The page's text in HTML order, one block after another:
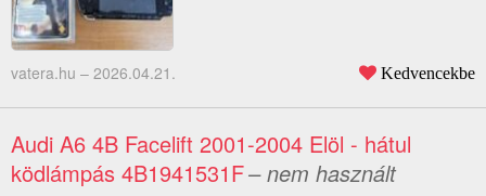
vatera.hu – 2026.04.21. Kedvencekbe
Audi A6 4B Facelift 2001-2004 Elöl - hátul
ködlámpás 4B1941531F– nem használt